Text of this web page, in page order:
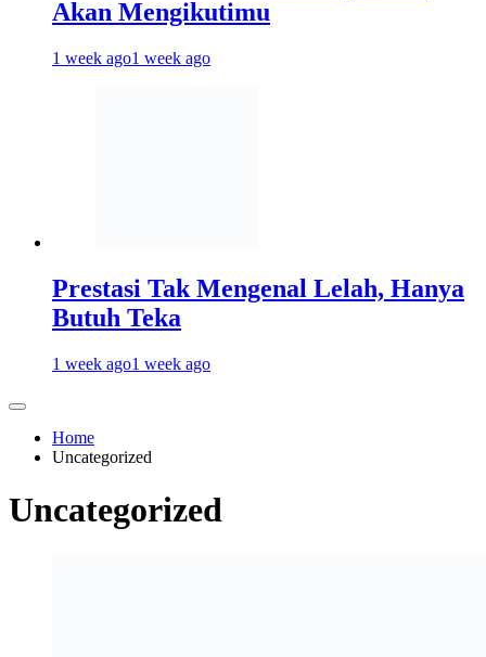
Akan Mengikutimu
1 week ago1 week ago
Prestasi Tak Mengenal Lelah, Hanya
Butuh Teka
1 week ago1 week ago
Home
Uncategorized
Uncategorized